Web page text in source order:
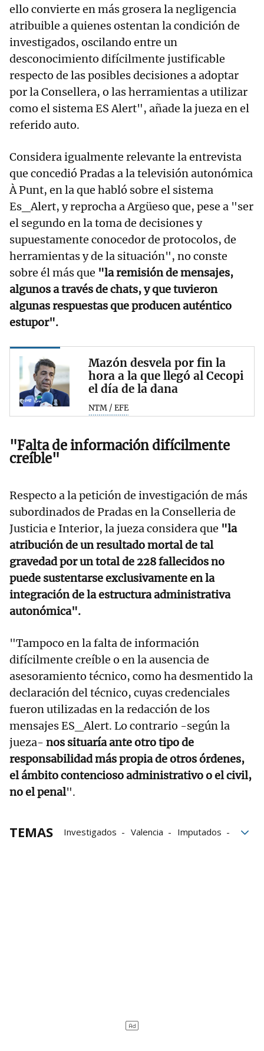
ello convierte en más grosera la negligencia
atribuible a quienes ostentan la condición de
investigados, oscilando entre un
desconocimiento difícilmente justificable
respecto de las posibles decisiones a adoptar
por la Consellera, o las herramientas a utilizar
como el sistema ES Alert", añade la jueza en el
referido auto.
Considera igualmente relevante la entrevista
que concedió Pradas a la televisión autonómica
À Punt, en la que habló sobre el sistema
Es_Alert, y reprocha a Argüeso que, pese a "ser
el segundo en la toma de decisiones y
supuestamente conocedor de protocolos, de
herramientas y de la situación", no conste
sobre él más que "la remisión de mensajes,
algunos a través de chats, y que tuvieron
algunas respuestas que producen auténtico
estupor".
Mazón desvela por fin la
hora a la que llegó al Cecopi
el día de la dana
NTM / EFE
"Falta de información difícilmente
creíble"
Respecto a la petición de investigación de más
subordinados de Pradas en la Conselleria de
Justicia e Interior, la jueza considera que "la
atribución de un resultado mortal de tal
gravedad por un total de 228 fallecidos no
puede sustentarse exclusivamente en la
integración de la estructura administrativa
autonómica".
"Tampoco en la falta de información
difícilmente creíble o en la ausencia de
asesoramiento técnico, como ha desmentido la
declaración del técnico, cuyas credenciales
fueron utilizadas en la redacción de los
mensajes ES_Alert. Lo contrario -según la
jueza- nos situaría ante otro tipo de
responsabilidad más propia de otros órdenes,
el ámbito contencioso administrativo o el civil,
no el penal".
TEMAS Investigados Valencia
Imputados